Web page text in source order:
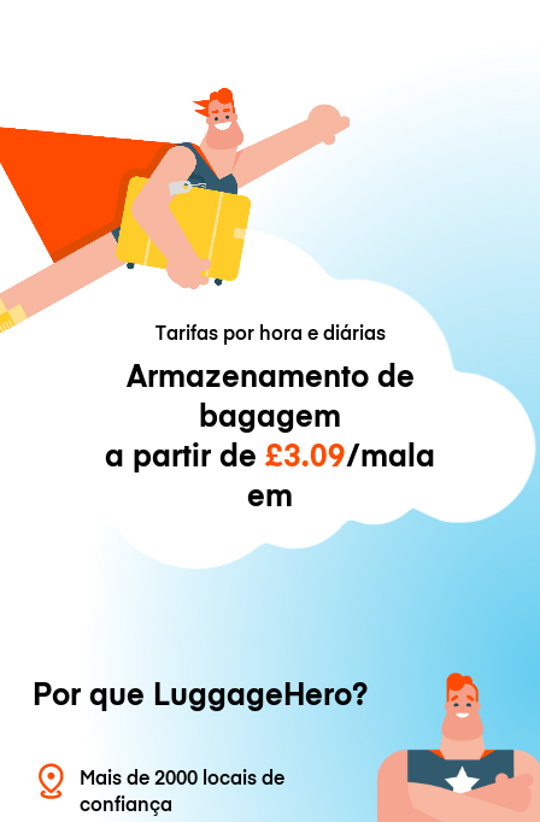
Tarifas por hora e diárias
Armazenamento de
bagagem
a partir de £3.09/mala
em
Por que LuggageHero?
Mais de 2000 locais de
confiança